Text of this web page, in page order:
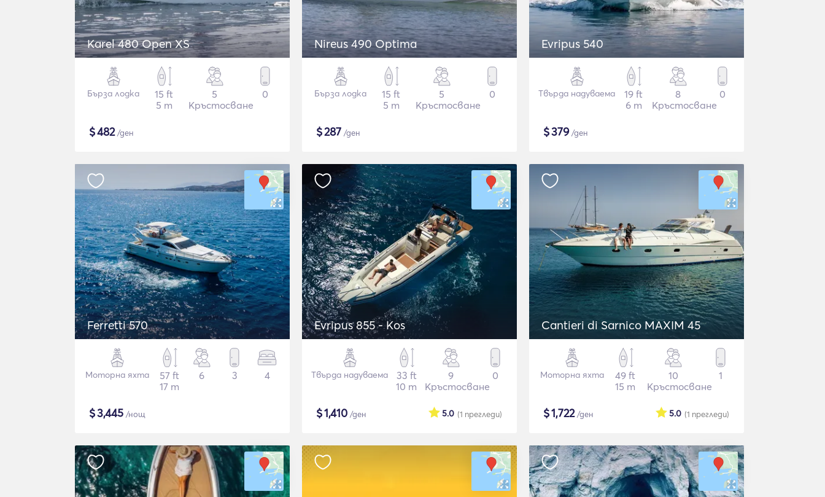
Karel 480 Open XS
Бърза лодка
15 ft
5 m
5
Кръстосване
0
$482/ден
Nireus 490 Optima
Бърза лодка
15 ft
5 m
5
Кръстосване
0
$287 /ден
Evripus 540
Твърда надуваема
19 ft
6 m
8
Кръстосване
0
$379/ден
Ferretti 570
Моторна яхта
57 ft
17 m
6 3 4
$3,445 /нощ
Evripus 855 - Kos
Твърда надуваема
33 ft
10 m
9
Кръстосване
0
$1,410 /ден (1 прегледи)
5.0
Cantieri di Sarnico MAXIM 45
Моторна яхта
49 ft
15 m
10
Кръстосване
1
$1,722/ден (1 прегледи)
5.0